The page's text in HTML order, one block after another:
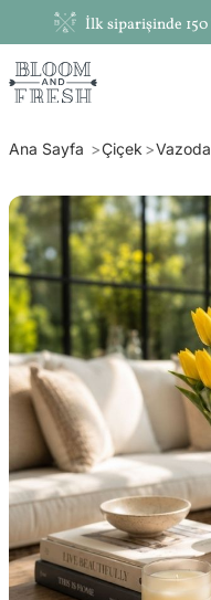
İlk siparişinde
Ana Sayfa Çiçek